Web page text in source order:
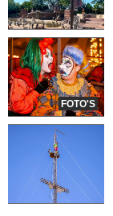
FOTO'S